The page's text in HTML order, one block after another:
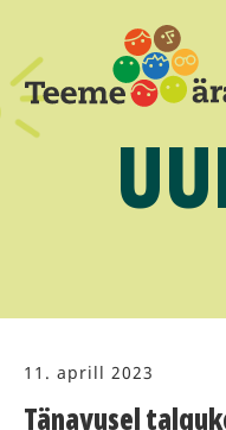
11. aprill 2023
Tänavusel